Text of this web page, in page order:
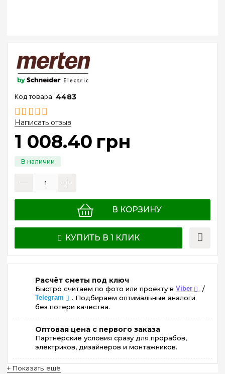
4483
Написать отзыв
1 008.40 грн
В КОРЗИНУ
КУПИТЬ В 1 КЛИК
Расчёт сметы под ключ
Быстро считаем по фото или проекту в Viber /
Telegram
. Подбираем оптимальные аналоги
без потери качества.
Оптовая цена с первого заказа
Партнёрские условия сразу для прорабов,
электриков, дизайнеров и монтажников.
+ Показать ещё